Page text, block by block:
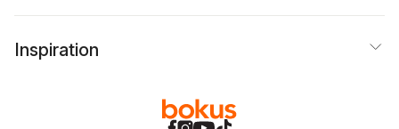
Inspiration